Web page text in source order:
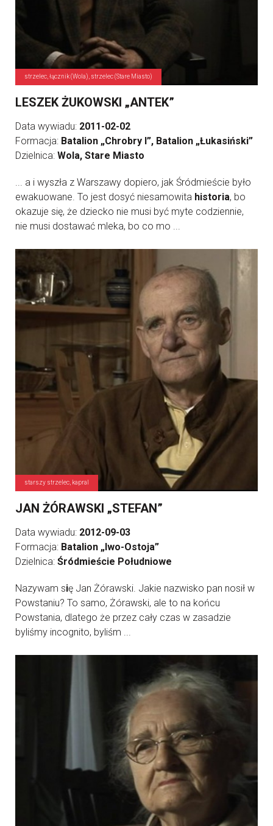
strzelec, łącznik (Wola), strzelec (Stare Miasto)
LESZEK ŻUKOWSKI „ANTEK”
Data wywiadu: 2011-02-02
Formacja: Batalion „Chrobry I”, Batalion „Łukasiński”
Dzielnica: Wola, Stare Miasto
... a i wyszła z Warszawy dopiero, jak Śródmieście było
ewakuowane. To jest dosyć niesamowita historia, bo
okazuje się, że dziecko nie musi być myte codziennie,
nie musi dostawać mleka, bo co mo ...
starszy strzelec, kapral
JAN ŻÓRAWSKI „STEFAN”
Data wywiadu: 2012-09-03
Formacja: Batalion „Iwo-Ostoja”
Dzielnica: Śródmieście Południowe
Nazywam się Jan Żórawski. Jakie nazwisko pan nosił w
Powstaniu? To samo, Żórawski, ale to na końcu
Powstania, dlatego że przez cały czas w zasadzie
byliśmy incognito, byliśm ...